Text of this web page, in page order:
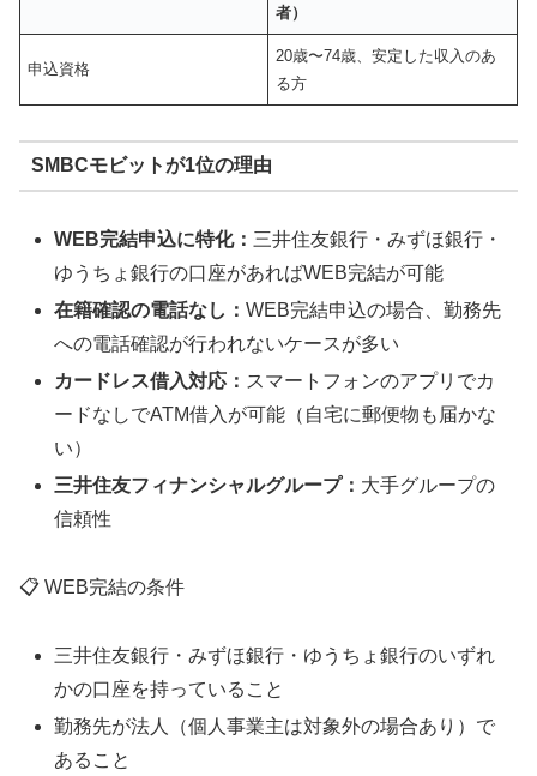
者）
申込資格
20歳〜74歳、安定した収入のあ
る方
SMBCモビットが1位の理由
WEB完結申込に特化： 三井住友銀行・みずほ銀行・
ゆうちょ銀行の口座があればWEB完結が可能
在籍確認の電話なし：WEB完結申込の場合、勤務先
への電話確認が行われないケースが多い
カードレス借入対応： スマートフォンのアプリでカ
ードなしでATM借入が可能（自宅に郵便物も届かな
い）
三井住友フィナンシャルグループ： 大手グループの
信頼性
📋 WEB完結の条件
三井住友銀行・みずほ銀行・ゆうちょ銀行のいずれ
かの口座を持っていること
勤務先が法人（個人事業主は対象外の場合あり）で
あること